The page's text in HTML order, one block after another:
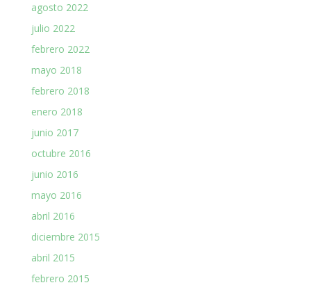
agosto 2022
julio 2022
febrero 2022
mayo 2018
febrero 2018
enero 2018
junio 2017
octubre 2016
junio 2016
mayo 2016
abril 2016
diciembre 2015
abril 2015
febrero 2015